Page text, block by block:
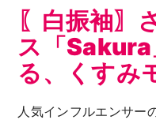
〖白振袖〗
ス「Sakura
る、くすみ
人気インフルエンサー